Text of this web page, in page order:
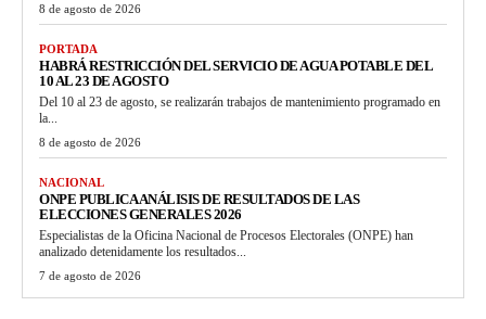
8 de agosto de 2026
PORTADA
HABRÁ RESTRICCIÓN DEL SERVICIO DE AGUA POTABLE DEL
10 AL 23 DE AGOSTO
Del 10 al 23 de agosto, se realizarán trabajos de mantenimiento programado en
la...
8 de agosto de 2026
NACIONAL
ONPE PUBLICA ANÁLISIS DE RESULTADOS DE LAS
ELECCIONES GENERALES 2026
Especialistas de la Oficina Nacional de Procesos Electorales (ONPE) han
analizado detenidamente los resultados...
7 de agosto de 2026